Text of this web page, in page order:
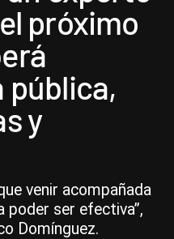
próximo
y
venir acompañada
poder ser efectiva”,
Domínguez.